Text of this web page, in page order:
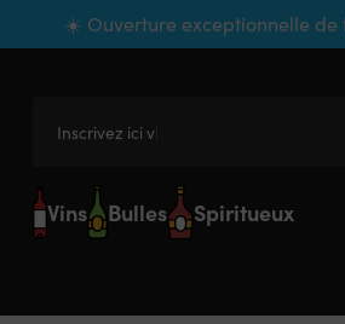
☀️ Ouverture exceptionnelle de
Inscrivez ici votre
Vins Bulles Spiritueux